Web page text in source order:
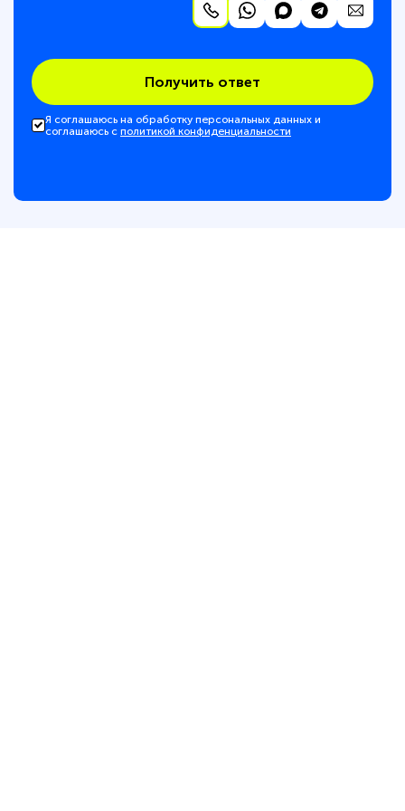
Получить ответ
Я соглашаюсь на обработку персональных данных и
соглашаюсь с политикой конфиденциальности